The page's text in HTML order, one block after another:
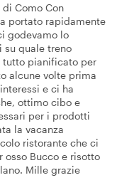
Como Con
portato rapidamente
godevamo lo
su quale treno
tutto pianificato per
alcune volte prima
e ci ha
ottimo cibo e
per i prodotti
la vacanza
ristorante che ci
Bucco e risotto
Mille grazie